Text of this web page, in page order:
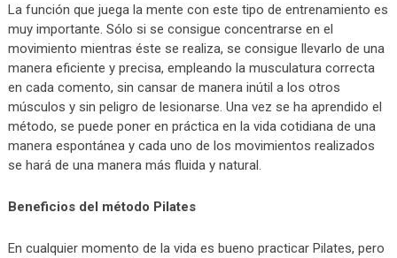
La función que juega la mente con este tipo de entrenamiento es
muy importante. Sólo si se consigue concentrarse en el
movimiento mientras éste se realiza, se consigue llevarlo de una
manera eficiente y precisa, empleando la musculatura correcta
en cada comento, sin cansar de manera inútil a los otros
músculos y sin peligro de lesionarse. Una vez se ha aprendido el
método, se puede poner en práctica en la vida cotidiana de una
manera espontánea y cada uno de los movimientos realizados
se hará de una manera más fluida y natural.
Beneficios del método Pilates
En cualquier momento de la vida es bueno practicar Pilates, pero